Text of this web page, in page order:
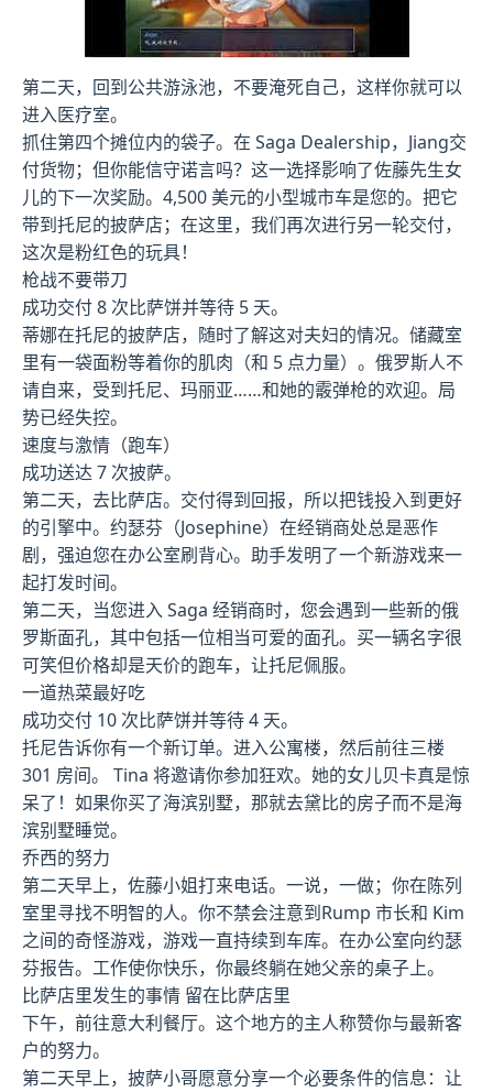
第二天，回到公共游泳池，不要淹死自己，这样你就可以
进入医疗室。
抓住第四个摊位内的袋子。在 Saga Dealership，Jiang交
付货物；但你能信守诺言吗？这一选择影响了佐藤先生女
儿的下一次奖励。4,500 美元的小型城市车是您的。把它
带到托尼的披萨店；在这里，我们再次进行另一轮交付，
这次是粉红色的玩具！
枪战不要带刀
成功交付 8 次比萨饼并等待 5 天。
蒂娜在托尼的披萨店，随时了解这对夫妇的情况。储藏室
里有一袋面粉等着你的肌肉（和 5 点力量）。俄罗斯人不
请自来，受到托尼、玛丽亚……和她的霰弹枪的欢迎。局
势已经失控。
速度与激情（跑车）
成功送达 7 次披萨。
第二天，去比萨店。交付得到回报，所以把钱投入到更好
的引擎中。约瑟芬（Josephine）在经销商处总是恶作
剧，强迫您在办公室刷背心。助手发明了一个新游戏来一
起打发时间。
第二天，当您进入 Saga 经销商时，您会遇到一些新的俄
罗斯面孔，其中包括一位相当可爱的面孔。买一辆名字很
可笑但价格却是天价的跑车，让托尼佩服。
一道热菜最好吃
成功交付 10 次比萨饼并等待 4 天。
托尼告诉你有一个新订单。进入公寓楼，然后前往三楼
301 房间。 Tina 将邀请你参加狂欢。她的女儿贝卡真是惊
呆了！如果你买了海滨别墅，那就去黛比的房子而不是海
滨别墅睡觉。
乔西的努力
第二天早上，佐藤小姐打来电话。一说，一做；你在陈列
室里寻找不明智的人。你不禁会注意到Rump 市长和 Kim
之间的奇怪游戏，游戏一直持续到车库。在办公室向约瑟
芬报告。工作使你快乐，你最终躺在她父亲的桌子上。
比萨店里发生的事情 留在比萨店里
下午，前往意大利餐厅。这个地方的主人称赞你与最新客
户的努力。
第二天早上，披萨小哥愿意分享一个必要条件的信息：让